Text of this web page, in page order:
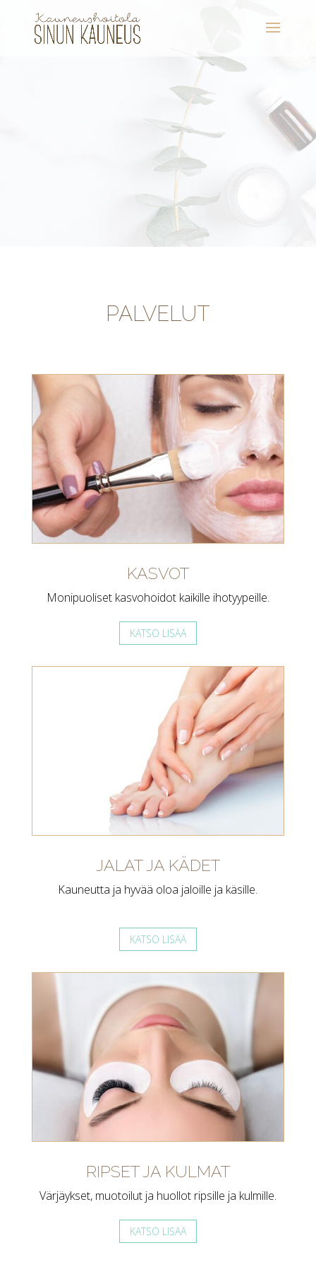
PALVELUT
KASVOT
Monipuoliset kasvohoidot kaikille ihotyypeille.
KATSO LISÄÄ
JALAT JA KÄDET
Kauneutta ja hyvää oloa jaloille ja käsille.
KATSO LISÄÄ
RIPSET JA KULMAT
Värjäykset, muotoilut ja huollot ripsille ja kulmille.
KATSO LISÄÄ